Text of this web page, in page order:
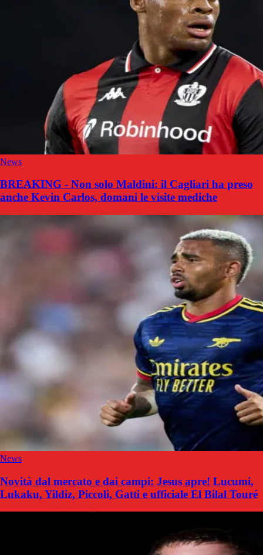
News
BREAKING - Non solo Maldini: il Cagliari ha preso
anche Kevin Carlos, domani le visite mediche
News
Novità dal mercato e dai campi: Jesus apre! Lucumi,
Lukaku, Yildiz, Piccoli, Gatti e ufficiale El Bilal Touré